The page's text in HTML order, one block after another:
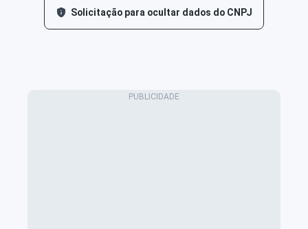
Solicitação para ocultar dados do CNPJ